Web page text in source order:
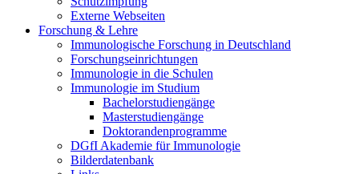
Externe Webseiten
Forschung & Lehre
Immunologische Forschung in Deutschland
Forschungseinrichtungen
Immunologie in die Schulen
Immunologie im Studium
Bachelorstudiengänge
Masterstudiengänge
Doktorandenprogramme
DGfI Akademie für Immunologie
Bilderdatenbank